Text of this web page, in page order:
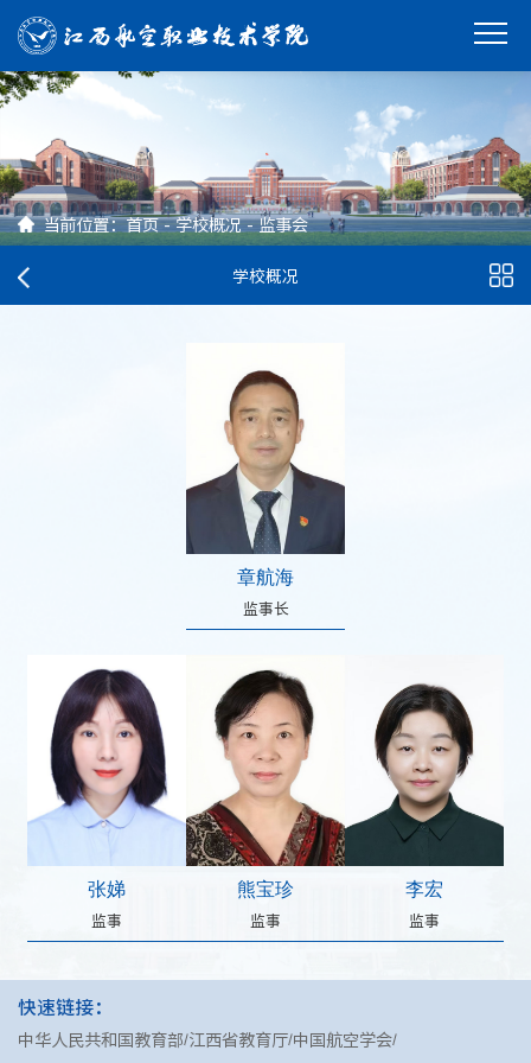
当前位置：首页-学校概况-监事会
学校概况
章航海
监事长
张娣
监事
熊宝珍
监事
李宏
监事
快速链接：
中华人民共和国教育部 江西省教育厅 中国航空学会